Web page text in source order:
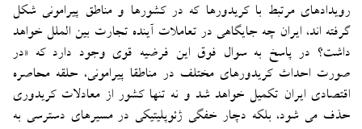
رویدادهای مرتبط با کریدورها که در کشورها و مناطق پیرامونی شکل
گرفته اند، ایران چه جایگاهی در تعاملات آینده تجارت بین الملل خواهد
داشت؟ در پاسخ به سوال فوق این فرضیه قوی وجود دارد که «در
صورت احداث کریدورهای مختلف در مناطقا پیرامونی، حلقه محاصره
اقتصادی ایران تکمیل خواهد شد و نه تنها کشور از معادلات کریدوری
حذف می شود، بلکه دچار خفگی ژئوپلیتیکی در مسیرهای دسترسی به